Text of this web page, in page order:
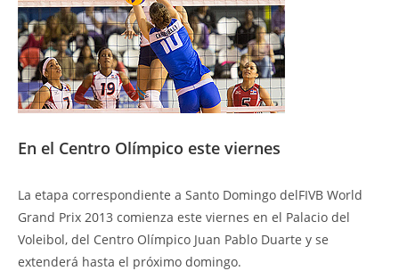
En el Centro Olímpico este viernes
La etapa correspondiente a Santo Domingo delFIVB World
Grand Prix 2013 comienza este viernes en el Palacio del
Voleibol, del Centro Olímpico Juan Pablo Duarte y se
extenderá hasta el próximo domingo.